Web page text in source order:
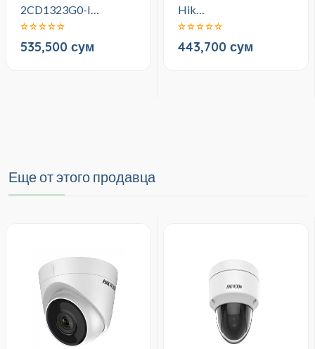
2CD1323G0-I…
535,500 сум
Hik…
443,700 сум
Еще от этого продавца